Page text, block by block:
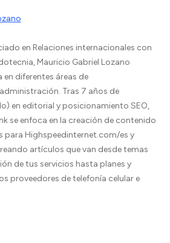
en Relaciones internacionales con
Mauricio Gabriel Lozano
diferentes áreas de
Tras 7 años de
en editorial y posicionamiento SEO,
se enfoca en la creación de contenido
para Highspeedinternet.com/es y
artículos que van desde temas
de tus servicios hasta planes y
proveedores de telefonía celular e